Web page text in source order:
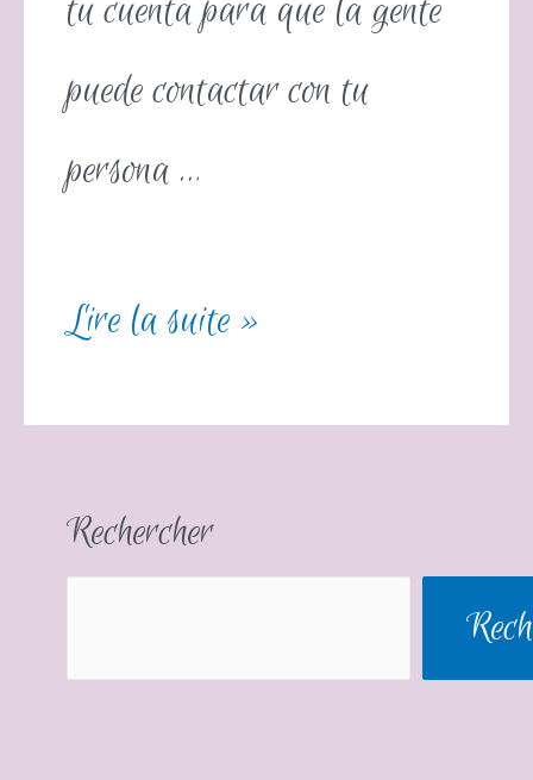
tu cuenta para que la gente
puede contactar con tu
persona …
Lire la suite »
Rechercher